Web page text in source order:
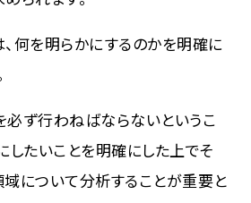
何を明らかにするのかを明確に
必ず行わねばならないというこ
したいことを明確にした上でそ
について分析することが重要と